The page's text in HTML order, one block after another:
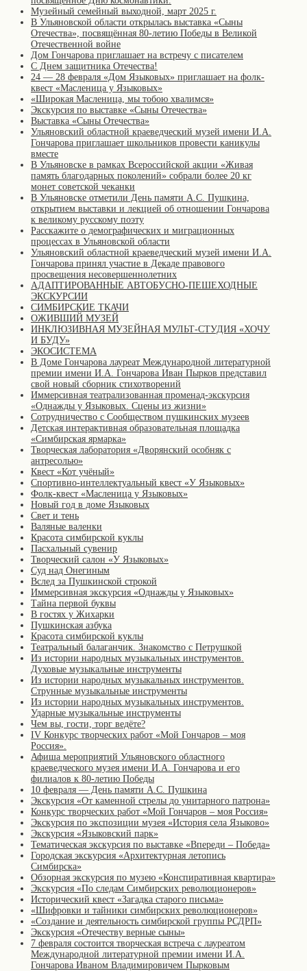
Музейный семейный выходной, март 2025 г.
В Ульяновской области открылась выставка «Сыны
Отечества», посвящённая 80-летию Победы в Великой
Отечественной войне
Дом Гончарова приглашает на встречу с писателем
С Днем защитника Отечества!
24 — 28 февраля «Дом Языковых» приглашает на фолк-
квест «Масленица у Языковых»
«Широкая Масленица, мы тобою хвалимся»
Экскурсия по выставке «Сыны Отечества»
Выставка «Сыны Отечества»
Ульяновский областной краеведческий музей имени И.А.
Гончарова приглашает школьников провести каникулы
вместе
В Ульяновске в рамках Всероссийской акции «Живая
память благодарных поколений» собрали более 20 кг
монет советской чеканки
В Ульяновске отметили День памяти А.С. Пушкина,
открытием выставки и лекцией об отношении Гончарова
к великому русскому поэту
Расскажите о демографических и миграционных
процессах в Ульяновской области
Ульяновский областной краеведческий музей имени И.А.
Гончарова принял участие в Декаде правового
просвещения несовершеннолетних
АДАПТИРОВАННЫЕ АВТОБУСНО-ПЕШЕХОДНЫЕ
ЭКСКУРСИИ
СИМБИРСКИЕ ТКАЧИ
ОЖИВШИЙ МУЗЕЙ
ИНКЛЮЗИВНАЯ МУЗЕЙНАЯ МУЛЬТ-СТУДИЯ «ХОЧУ
И БУДУ»
ЭКОСИСТЕМА
В Доме Гончарова лауреат Международной литературной
премии имени И.А. Гончарова Иван Пырков представил
свой новый сборник стихотворений
Иммерсивная театрализованная променад-экскурсия
«Однажды у Языковых. Сцены из жизни»
Сотрудничество с Сообществом пушкинских музеев
Детская интерактивная образовательная площадка
«Симбирская ярмарка»
Творческая лаборатория «Дворянский особняк с
антресолью»
Квест «Кот учёный»
Спортивно-интеллектуальный квест «У Языковых»
Фолк-квест «Масленица у Языковых»
Новый год в доме Языковых
Свет и тень
Валяные валенки
Красота симбирской куклы
Пасхальный сувенир
Творческий салон «У Языковых»
Суд над Онегиным
Вслед за Пушкинской строкой
Иммерсивная экскурсия «Однажды у Языковых»
Тайна первой буквы
В гостях у Жихарки
Пушкинская азбука
Красота симбирской куклы
Театральный балаганчик. Знакомство с Петрушкой
Из истории народных музыкальных инструментов.
Духовые музыкальные инструменты
Из истории народных музыкальных инструментов.
Струнные музыкальные инструменты
Из истории народных музыкальных инструментов.
Ударные музыкальные инструменты
Чем вы, гости, торг ведёте?
IV Конкурс творческих работ «Мой Гончаров – моя
Россия».
Афиша мероприятий Ульяновского областного
краеведческого музея имени И.А. Гончарова и его
филиалов к 80-летию Победы
10 февраля — День памяти А.С. Пушкина
Экскурсия «От каменной стрелы до унитарного патрона»
Конкурс творческих работ «Мой Гончаров – моя Россия»
Экскурсия по экспозиции музея «История села Языково»
Экскурсия «Языковский парк»
Тематическая экскурсия по выставке «Впереди – Победа»
Городская экскурсия «Архитектурная летопись
Симбирска»
Обзорная экскурсия по музею «Конспиративная квартира»
Экскурсия «По следам Симбирских революционеров»
Исторический квест «Загадка старого письма»
«Шифровки и тайники симбирских революционеров»
«Создание и деятельность симбирской группы РСДРП»
Экскурсия «Отечеству верные сыны»
7 февраля состоится творческая встреча с лауреатом
Международной литературной премии имени И.А.
Гончарова Иваном Владимировичем Пырковым